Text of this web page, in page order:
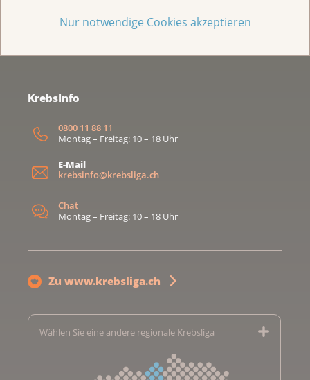
Nur notwendige Cookies akzeptieren
Unterstützen Sie die Arbeit der Krebsliga Aargau
mit einer Spende
KrebsInfo
0800 11 88 11
Montag – Freitag: 10 – 18 Uhr
E-Mail
krebsinfo@krebsliga.ch
Chat
Montag – Freitag: 10 – 18 Uhr
Zu www.krebsliga.ch
Wählen Sie eine andere regionale Krebsliga